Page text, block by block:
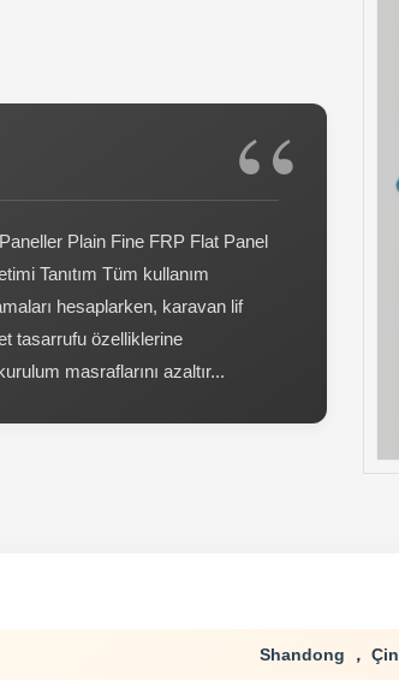
Plain Fine FRP Flat Panel
Tanıtım Tüm kullanım
hesaplarken, karavan lif
tasarrufu özelliklerine
masraflarını azaltır...
Shandong ， Çin